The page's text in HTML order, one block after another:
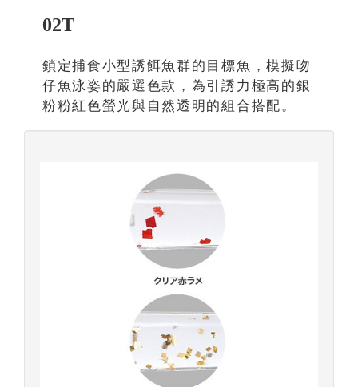
02T
鎖定捕食小型誘餌魚群的目標魚，模擬吻
仔魚泳姿的嚴選色款，為引誘力極高的銀
粉粉紅色螢光與自然透明的組合搭配。